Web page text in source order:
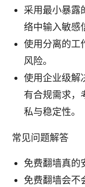
采用最小暴露
络中输入敏感
使用分离的工
风险。
使用企业级解
有合规需求，
私与稳定性。
常见问题解答
免费翻墙真的
免费翻墙会不